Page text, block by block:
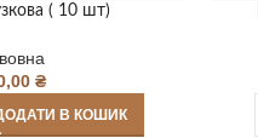
( 10 шт)
₴
В КОШИК